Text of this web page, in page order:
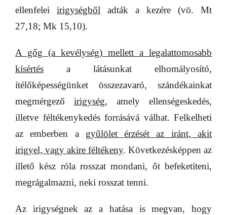
ellenfelei irigységből adták a kezére (vö. Mt
27,18; Mk 15,10).
A gőg (a kevélység) mellett a legalattomosabb
kísértés a látásunkat elhomályosító,
ítélőképességünket összezavaró, szándékainkat
megmérgező irigység, amely ellenségeskedés,
illetve féltékenykedés forrásává válhat. Felkelheti
az emberben a gyűlölet érzését az iránt, akit
irigyel, vagy akire féltékeny. Következésképpen az
illető kész róla rosszat mondani, őt befeketíteni,
megrágalmazni, neki rosszat tenni.
Az irigységnek az a hatása is megvan, hogy